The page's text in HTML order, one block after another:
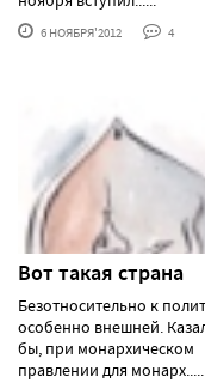
6 НОЯБРЯ'2012 4
Вот такая страна
Безотносительно к
особенно внешней.
бы, при монархическом
правлении для